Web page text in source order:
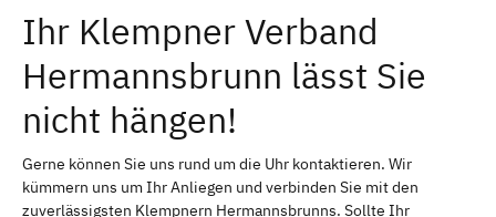
Ihr Klempner Verband
Hermannsbrunn lässt Sie
nicht hängen!
Gerne können Sie uns rund um die Uhr kontaktieren. Wir
kümmern uns um Ihr Anliegen und verbinden Sie mit den
zuverlässigsten Klempnern Hermannsbrunns. Sollte Ihr